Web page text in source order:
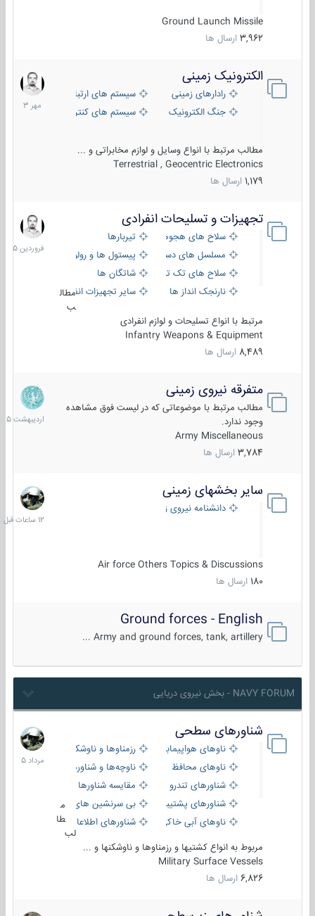
Ground Launch Missile
3,962 ارسال ها
الکترونیک زمینی
رادارهای زمینی
سیستم های ارتباطی و جمع آوری
جنگ الکترونیک
سیستم های کنترل آتش و تجهیزات
مطالب مرتبط با انواع وسایل و لوازم مخابراتی و ...
Terrestrial , Geocentric Electronics
1,179 ارسال ها
1
مهر
1403
تجهیزات و تسلیحات انفرادی
سلاح های هجومی
تیربارها
مسلسل های دستی
پیستول ها و رولورها
سلاح های تک تیر اندازیشاتگان ها
نارنجک انداز ها
سایر تجهیزات انفرادی
مطال
ب
مرتبط با انواع تسلیحات و لوازم انفرادی
Infantry Weapons & Equipment
8,489 ارسال ها
17
فروردین
1405
متفرقه نیروی زمینی
مطالب مرتبط با موضوعاتی که در لیست فوق مشاهده
وجود ندارد.
Army Miscellaneous
3,784 ارسال ها
27
1405
سایر بخشهای زمینی
دانشنامه نیروی زمینی
Air force Others Topics & Discussions
180 ارسال ها
12
ساعات
قبل
Ground forces - English
Army and ground forces, tank, artillery ...
NAVY FORUM - بخش نیروی دریایی
شناورهای سطحی
ناوهای هواپیمابر و بالگرد بررزمناوها و ناوشکن‌ها
ناوهای محافظ
ناوچه‌ها و شناورهای گشتی
شناورهای تندرو
مقایسه شناورها
شناورهای پشتیبانی
بی سرنشین های دریایی
ناوهای آبی خاکی و نیروبرشناورهای اطلاعاتی و جاسوسی
طا
لب
مربوط به انواع کشتیها و رزمناوها و ناوشکنها و ...
Military Surface Vessels
6,826 ارسال ها
2
مرداد
1405